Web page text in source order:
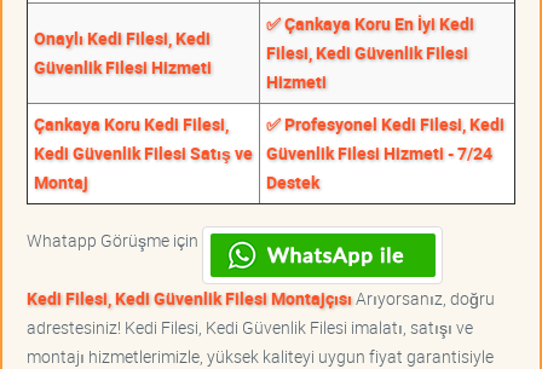
Onaylı Kedi Filesi, Kedi
Güvenlik Filesi Hizmeti
✅ Çankaya Koru En İyi Kedi
Filesi, Kedi Güvenlik Filesi
Hizmeti
Çankaya Koru Kedi Filesi,
Kedi Güvenlik Filesi Satış ve
Montaj
✅ Profesyonel Kedi Filesi, Kedi
Güvenlik Filesi Hizmeti - 7/24
Destek
Whatapp Görüşme için
Kedi Filesi, Kedi Güvenlik Filesi MontajçısıArıyorsanız, doğru
adrestesiniz! Kedi Filesi, Kedi Güvenlik Filesi imalatı, satışı ve
montajı hizmetlerimizle, yüksek kaliteyi uygun fiyat garantisiyle